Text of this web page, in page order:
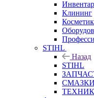
Клининг
STIHL
Назад
STIHL